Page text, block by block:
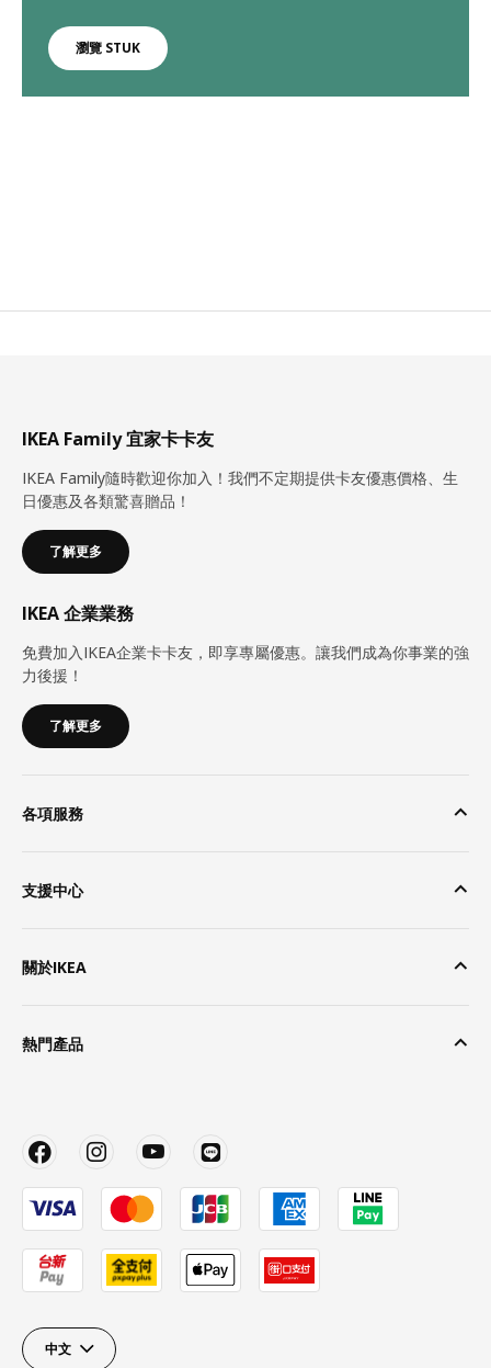
瀏覽 STUK
IKEA Family 宜家卡卡友
IKEA Family隨時歡迎你加入！我們不定期提供卡友優惠價格、生
日優惠及各類驚喜贈品！
了解更多
IKEA 企業業務
免費加入IKEA企業卡卡友，即享專屬優惠。讓我們成為你事業的強
力後援！
了解更多
各項服務
支援中心
關於IKEA
熱門產品
中文